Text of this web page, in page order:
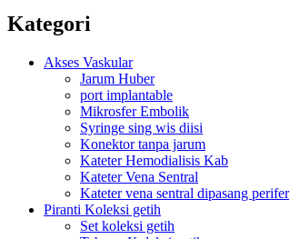
Kategori
Akses Vaskular
Jarum Huber
port implantable
Mikrosfer Embolik
Syringe sing wis diisi
Konektor tanpa jarum
Kateter Hemodialisis Kab
Kateter Vena Sentral
Kateter vena sentral dipasang perifer
Piranti Koleksi getih
Set koleksi getih